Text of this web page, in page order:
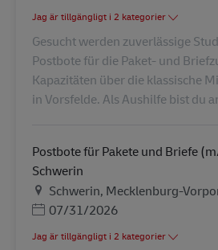
Jag är tillgängligt i 2 kategorier
Gesucht werden zuverlässige
Postbote für die Paket- und
Kapazitäten über die klassische
in Vorsfelde. Als Aushilfe bist du
Postbote für Pakete und Briefe
Schwerin
PlatsSchwerin, Mecklenburg-
Posted Date
07/31/2026
Jag är tillgängligt i 2 kategorier